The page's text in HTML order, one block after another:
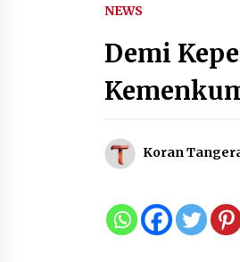
8
36
8
NEWS
Demi
Koran